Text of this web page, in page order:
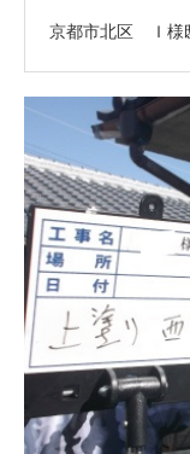
京都市北区 Ｉ様